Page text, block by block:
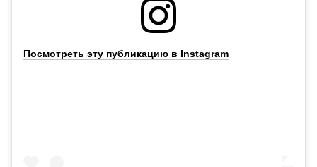
Посмотреть эту публикацию в Instagram